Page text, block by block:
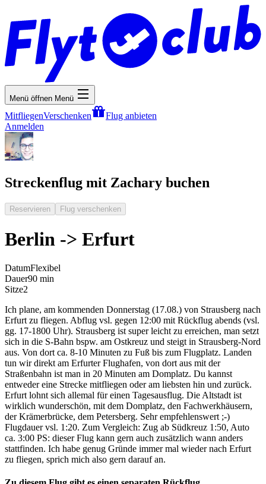
Menü öffnen Menü
MitfliegenVerschenken
Flug anbieten
Anmelden
Streckenflug mit Zachary buchen
Reservieren Flug verschenken
Berlin -> Erfurt
DatumFlexibel
Dauer90 min
Sitze2
Ich plane, am kommenden Donnerstag (17.08.) von Strausberg nach
Erfurt zu fliegen. Abflug vsl. gegen 12:00 mit Rückflug abends (vsl.
gg. 17-1800 Uhr). Strausberg ist super leicht zu erreichen, man setzt
sich in die S-Bahn bspw. am Ostkreuz und steigt in Strausberg-Nord
aus. Von dort ca. 8-10 Minuten zu Fuß bis zum Flugplatz. Landen
tun wir direkt am Erfurter Flughafen, von dort aus mit der
Straßenbahn ist man in 20 Minuten am Domplatz. Du kannst
entweder eine Strecke mitfliegen oder am liebsten hin und zurück.
Erfurt lohnt sich allemal für einen Tagesausflug. Die Altstadt ist
wirklich wunderschön, mit dem Domplatz, den Fachwerkhäusern,
der Krämerbrücke, dem Petersberg. Sehr empfehlenswert ;-)
Flugdauer vsl. 1:20. Zum Vergleich: Zug ab Südkreuz 1:50, Auto
ca. 3:00 PS: dieser Flug kann gern auch zusätzlich wann anders
stattfinden. Ich habe genug Gründe immer mal wieder nach Erfurt
zu fliegen, sprich mich also gern darauf an.